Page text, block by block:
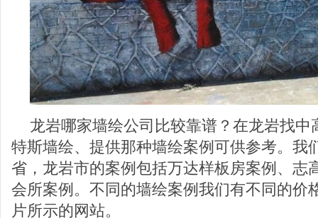
龙岩哪家墙绘公司比较靠谱？在龙岩找
特斯墙绘、提供那种墙绘案例可供参考。我
省，龙岩市的案例包括万达样板房案例、志
会所案例。不同的墙绘案例我们有不同的价
片所示的网站。